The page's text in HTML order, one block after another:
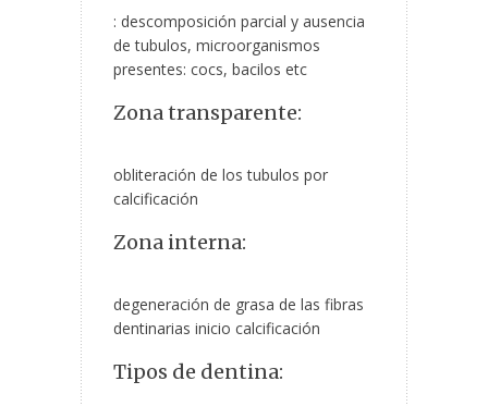
: descomposición parcial y ausencia
de tubulos, microorganismos
presentes: cocs, bacilos etc
Zona transparente:
obliteración de los tubulos por
calcificación
Zona interna:
degeneración de grasa de las fibras
dentinarias inicio calcificación
Tipos de dentina: